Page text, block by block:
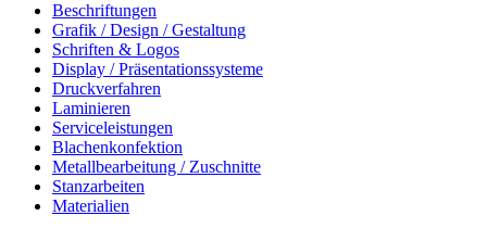
Beschriftungen
Grafik / Design / Gestaltung
Schriften & Logos
Display / Präsentationssysteme
Druckverfahren
Laminieren
Serviceleistungen
Blachenkonfektion
Metallbearbeitung / Zuschnitte
Stanzarbeiten
Materialien